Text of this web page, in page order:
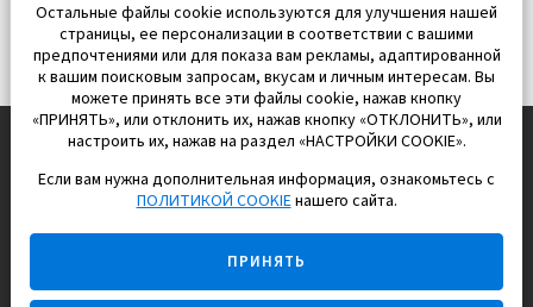
EUROPISOL 2002 S.L.
Строим и продаем дома
для счастливой жизни в Испании
Остальные файлы cookie используются для улучшения нашей
страницы, ее персонализации в соответствии с вашими
предпочтениями или для показа вам рекламы, адаптированной
к вашим поисковым запросам, вкусам и личным интересам. Вы
можете принять все эти файлы cookie, нажав кнопку
«ПРИНЯТЬ», или отклонить их, нажав кнопку «ОТКЛОНИТЬ», или
настроить их, нажав на раздел «НАСТРОЙКИ COOKIE».
Если вам нужна дополнительная информация, ознакомьтесь с
ПОЛИТИКОЙ COOKIEнашего сайта.
ПРИНЯТЬ